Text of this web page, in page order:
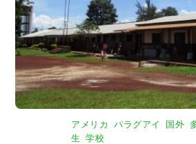
アメリカ パラグアイ 国外
生 学校